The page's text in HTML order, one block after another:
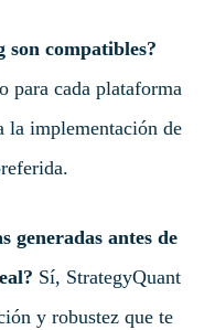
compatibles?
para cada plataforma
la implementación de
generadas antes de
Sí, StrategyQuant
y robustez que te